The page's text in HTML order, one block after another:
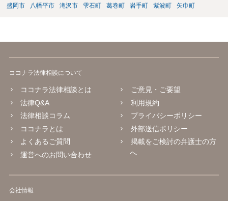
盛岡市
八幡平市 滝沢市 雫石町 葛巻町 岩手町 紫波町 矢巾町
ココナラ法律相談について
ココナラ法律相談とは
法律Q&A
法律相談コラム
ココナラとは
よくあるご質問
運営へのお問い合わせ
ご意見・ご要望
利用規約
プライバシーポリシー
外部送信ポリシー
掲載をご検討の弁護士の方
へ
会社情報